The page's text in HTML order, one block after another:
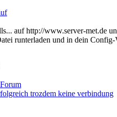
auf http://www.server-met.de
runterladen und in dein
trozdem keine verbindung